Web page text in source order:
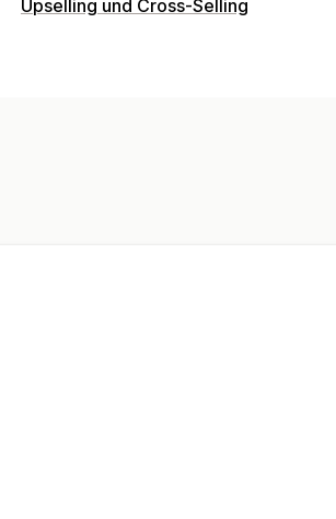
Upselling und Cross-Selling